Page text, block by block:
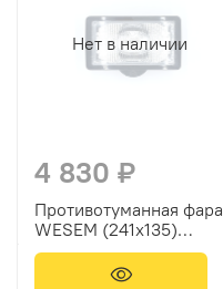
Нет в наличии
4 830 ₽
Противотуманная фара
WESEM (241х135)
0660.43200